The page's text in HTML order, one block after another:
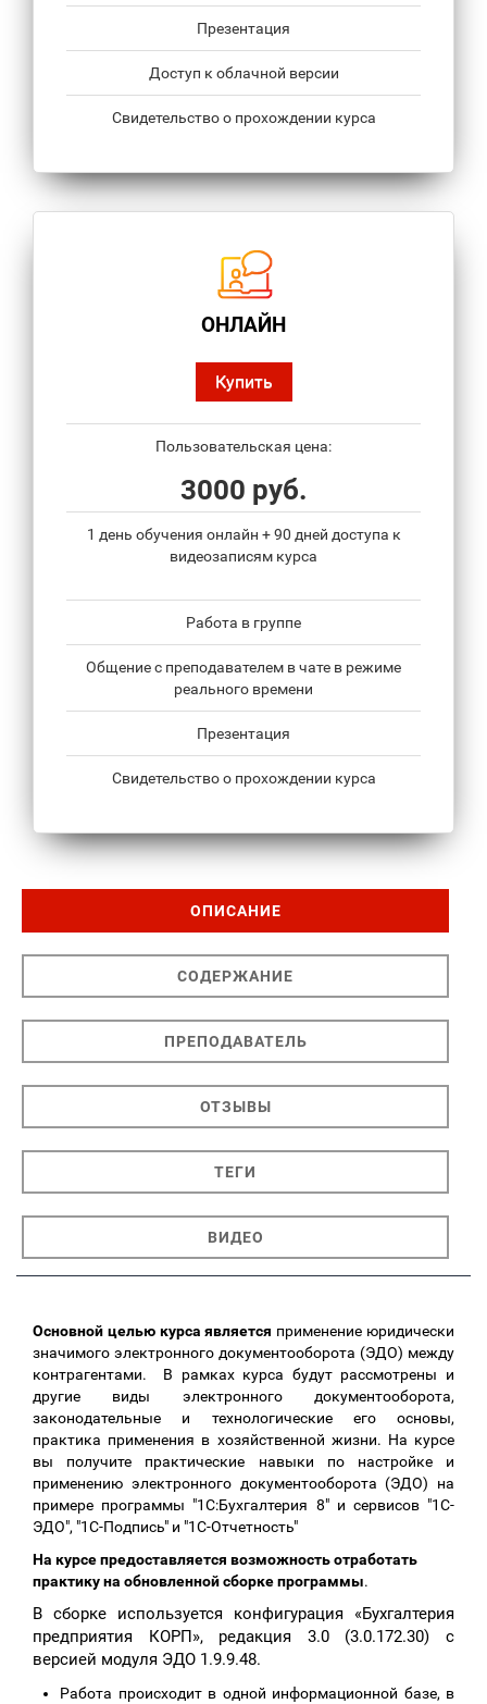
Презентация
Доступ к облачной версии
Свидетельство о прохождении курса
ОНЛАЙН
Купить
Пользовательская цена:
3000 руб.
1 день обучения онлайн + 90 дней доступа к
видеозаписям курса
Работа в группе
Общение с преподавателем в чате в режиме
реального времени
Презентация
Свидетельство о прохождении курса
ОПИСАНИЕ
СОДЕРЖАНИЕ
ПРЕПОДАВАТЕЛЬ
ОТЗЫВЫ
ТЕГИ
ВИДЕО
Основной целью курса является применение юридически
значимого электронного документооборота (ЭДО) между
контрагентами. В рамках курса будут рассмотрены и
другие виды электронного документооборота,
законодательные и технологические его основы,
практика применения в хозяйственной жизни. На курсе
вы получите практические навыки по настройке и
применению электронного документооборота (ЭДО) на
примере программы "1С:Бухгалтерия 8" и сервисов "1С-
ЭДО", "1С-Подпись" и "1С-Отчетность"
На курсе предоставляется возможность отработать
практику на обновленной сборке программы.
В сборке используется конфигурация «Бухгалтерия
предприятия КОРП», редакция 3.0 (3.0.172.30) с
версией модуля ЭДО 1.9.9.48.
Работа происходит в одной информационной базе, в